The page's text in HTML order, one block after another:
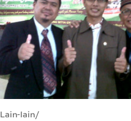
Lain-lain